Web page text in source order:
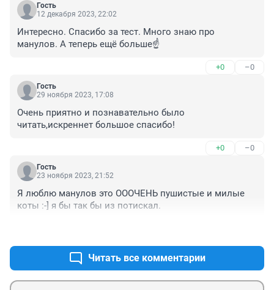
Гость
12 декабря 2023, 22:02
Интересно. Спасибо за тест. Много знаю про
манулов. А теперь ещё больше☝️
+0 –0
Гость
29 ноября 2023, 17:08
Очень приятно и познавательно было
читать,искреннет большое спасибо!
+0 –0
Гость
23 ноября 2023, 21:52
Я люблю манулов это ОООЧЕНЬ пушистые и милые
коты :-] я бы так бы из потискал.
Читать все комментарии